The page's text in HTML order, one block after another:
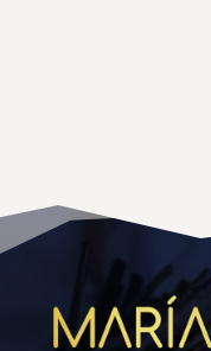
New Notes
Nishane
Nom 1907
Oman Luxury